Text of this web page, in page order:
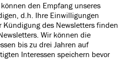
den Empfang unseres
d.h. Ihre Einwilligungen
des Newsletters finden
Wir können die
bis zu drei Jahren auf
Interessen speichern bevor